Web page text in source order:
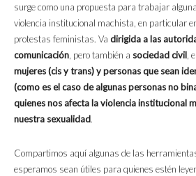
surge como una propuesta para trabajar
violencia institucional machista, en particular
protestas feministas. Va dirigida a las
comunicación , pero también a sociedad civil ,
mujeres (cis y trans) y personas que sean
(como es el caso de algunas personas no
quienes nos afecta la violencia institucional
nuestra sexualidad.
Compartimos aquí algunas de las
esperamos sean útiles para quienes estén